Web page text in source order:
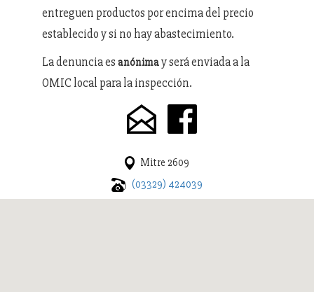
entreguen productos por encima del precio
establecido y si no hay abastecimiento.
La denuncia es anónimay será enviada a la
OMIC local para la inspección.
Mitre 2609
(03329) 424039